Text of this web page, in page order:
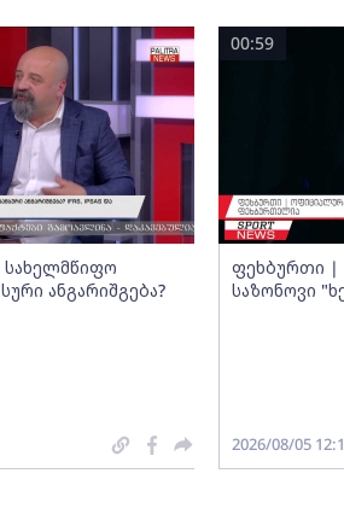
სახელმწიფო
ანგარიშგება?
ფეხბურთი |
საზონოვი
00:59
2026/08/05